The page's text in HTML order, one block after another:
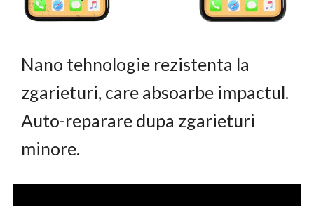
Nano tehnologie rezistenta la
zgarieturi, care absoarbe impactul.
Auto-reparare dupa zgarieturi
minore.